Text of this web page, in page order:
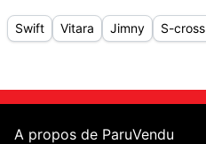
Swift Vitara Jimny S-cross
A propos de ParuVendu